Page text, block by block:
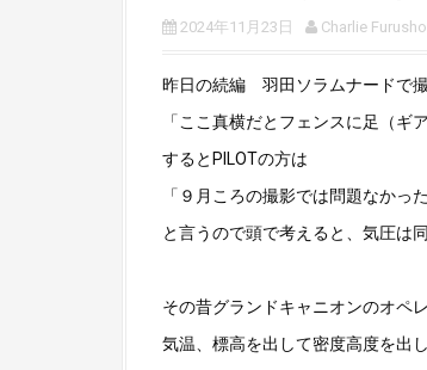
2024年11月23日 Charlie Furusho
昨日の続編 羽田ソラムナードで
「ここ真横だとフェンスに足（
するとPILOTの方は
「９月ころの撮影では問題なかっ
と言うので頭で考えると、気圧は
その昔グランドキャニオンのオペ
気温、標高を出して密度高度を出